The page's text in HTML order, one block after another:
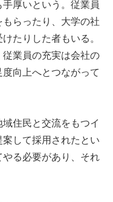
厚いという。従業員
らったり、大学の社
たりした者もいる。
従業員の充実は会社の
向上へとつながって
住民と交流をもつイ
して採用されたとい
る必要があり、それ